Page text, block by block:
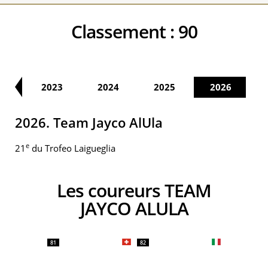
Classement :90
2023 2024 2025 2026
2026. Team Jayco AlUla
21 e du Trofeo Laigueglia
Les coureurs TEAM
JAYCO ALULA
81 82